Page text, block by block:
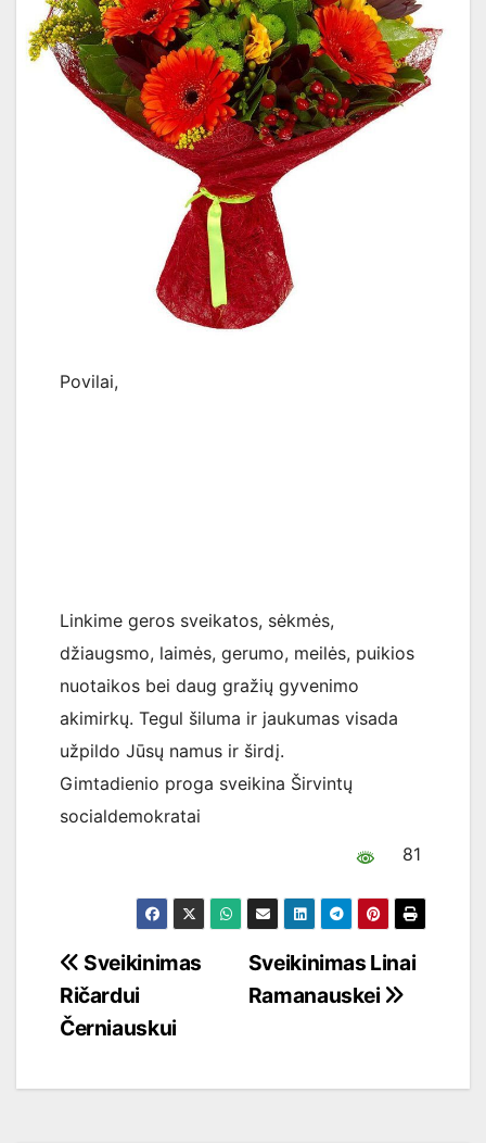
Povilai,
Linkime geros sveikatos, sėkmės,
džiaugsmo, laimės, gerumo, meilės, puikios
nuotaikos bei daug gražių gyvenimo
akimirkų. Tegul šiluma ir jaukumas visada
užpildo Jūsų namus ir širdį.
Gimtadienio proga sveikina Širvintų
socialdemokratai
81
Navigacija
tarp
įrašų
Sveikinimas Linai
Ramanauskei
Sveikinimas
Ričardui
Černiauskui